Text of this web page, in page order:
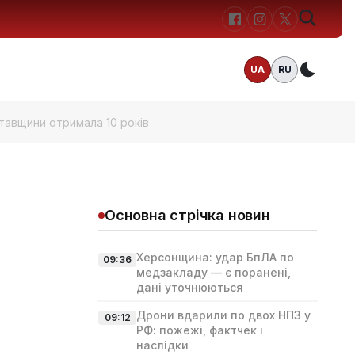
UA RU
отримала 10 років
Основна стрічка новин
09:36 Херсонщина: удар БпЛА по
медзакладу — є поранені,
дані уточнюються
09:12 Дрони вдарили по двох НПЗ у
РФ: пожежі, фактчек і
наслідки